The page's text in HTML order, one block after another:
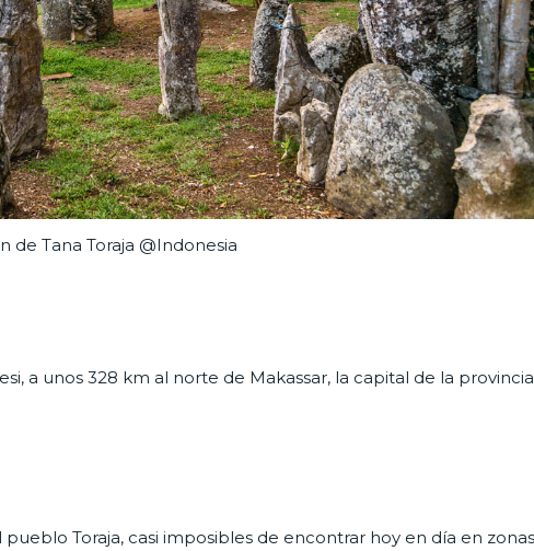
de Tana Toraja @Indonesia
a unos 328 km al norte de Makassar, la capital de la provincia
pueblo Toraja, casi imposibles de encontrar hoy en día en zonas